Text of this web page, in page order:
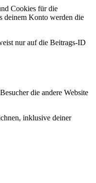
Cookies für die
deinem Konto werden die
nur auf die Beitrags-ID
die andere Website
inklusive deiner